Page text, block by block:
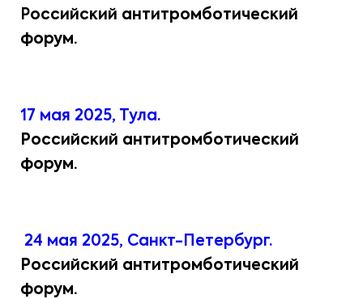
Российский антитромботический
форум.
17 мая 2025, Тула.
Российский антитромботический
форум.
24 мая 2025, Санкт-Петербург.
Российский антитромботический
форум.